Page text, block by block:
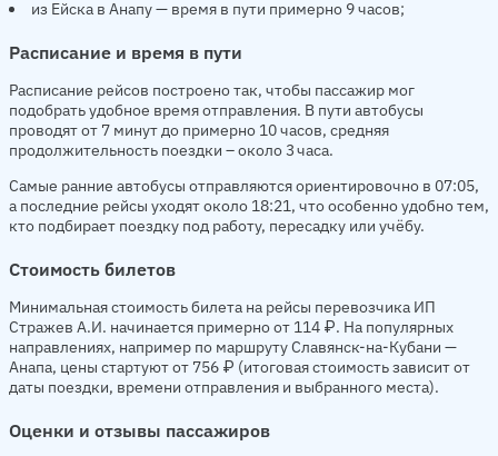
из Ейска в Анапу — время в пути примерно 9 часов;
Расписание и время в пути
Расписание рейсов построено так, чтобы пассажир мог
подобрать удобное время отправления. В пути автобусы
проводят от 7 минут до примерно 10 часов, средняя
продолжительность поездки – около 3 часа.
Самые ранние автобусы отправляются ориентировочно в 07:05,
а последние рейсы уходят около 18:21, что особенно удобно тем,
кто подбирает поездку под работу, пересадку или учёбу.
Стоимость билетов
Минимальная стоимость билета на рейсы перевозчика ИП
Стражев А.И. начинается примерно от 114 ₽. На популярных
направлениях, например по маршруту Славянск-на-Кубани —
Анапа, цены стартуют от 756 ₽ (итоговая стоимость зависит от
даты поездки, времени отправления и выбранного места).
Оценки и отзывы пассажиров